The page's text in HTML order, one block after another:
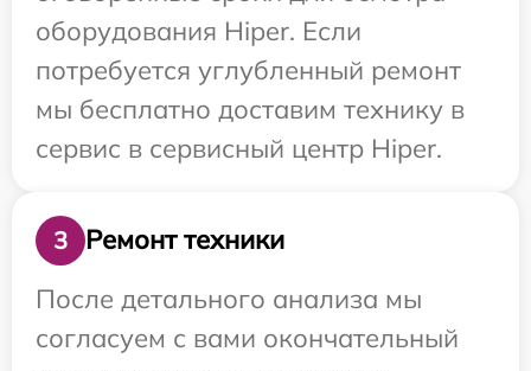
оборудования Hiper. Если
потребуется углубленный ремонт
мы бесплатно доставим технику в
сервис в сервисный центр Hiper.
3
Ремонт техники
После детального анализа мы
согласуем с вами окончательный